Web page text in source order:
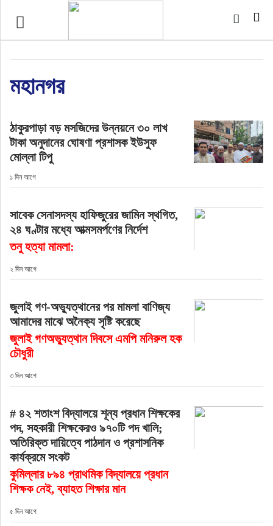
প্রচ্ছদ
অর্থনীতি
বৃহত্তর কুমিল্লা
বিভাগীয় জমিন
খেলাধুলা
রাজনীতি
নির্বাচন
অন্যান্য
মহানগর
ঠাকুরপাড়া বড় মসজিদের উন্নয়নে ৩০ লাখ
টাকা অনুদানের ঘোষণা প্রশাসক ইউসুফ
মোল্লা টিপু
১ দিন আগে
সাবেক সেনাসদস্য হাফিজুরের জামিন স্থগিত,
২৪ ঘণ্টার মধ্যে আত্মসমর্পণের নির্দেশ
তনু হত্যা মামলা:
২ দিন আগে
জুলাই গণ-অভ্যুত্থানের পর মামলা বাণিজ্য
আমাদের মাঝে অনৈক্য সৃষ্টি করেছে
জুলাই গণঅভ্যুত্থান দিবসে এমপি মনিরুল হক
চৌধুরী
৩ দিন আগে
# ৪২ শতাংশ বিদ্যালয়ে শূন্য প্রধান শিক্ষকের
পদ, সহকারী শিক্ষকেরও ৯৭০টি পদ খালি;
অতিরিক্ত দায়িত্বে পাঠদান ও প্রশাসনিক
কার্যক্রমে সংকট
কুমিল্লার ৮৯৪ প্রাথমিক বিদ্যালয়ে প্রধান
শিক্ষক নেই, ব্যাহত শিক্ষার মান
৫ দিন আগে